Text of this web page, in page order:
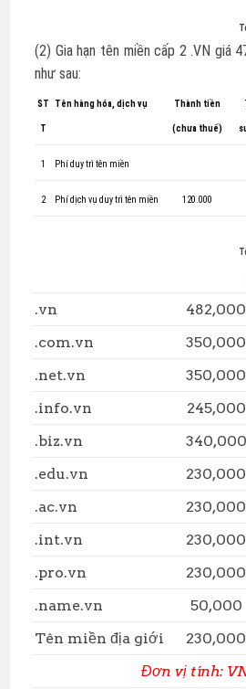
(2) Gia hạn tên miền cấp 2 .VN giá
như sau:
ST
T
Tên hàng hóa, dịch vụ Thành tiền
(chưa thuế)
1 Phí duy trì tên miền
2 Phí dịch vụ duy trì tên miền 120.000
.vn 482,000
.com.vn
350,000
.net.vn
350,000
.info.vn
245,000
.biz.vn
340,000
.edu.vn
230,000
.ac.vn
230,000
.int.vn
230,000
.pro.vn
230,000
.name.vn
50,000
Tên miền địa giới
230,000
Đơn vị tính: